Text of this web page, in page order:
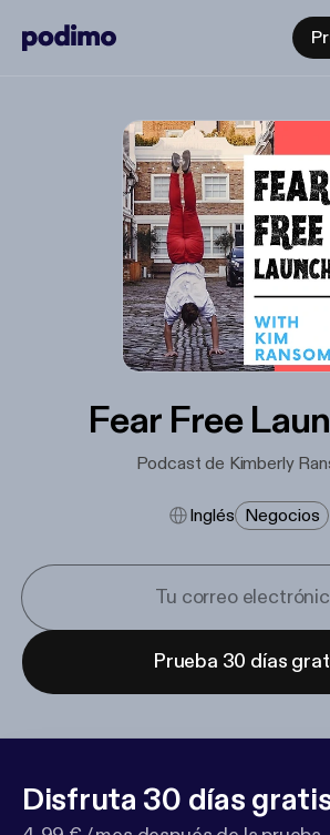
Fear Free
Podcast de Kimberly
Inglés Negocios
Prueba 30 días
Disfruta 30 días